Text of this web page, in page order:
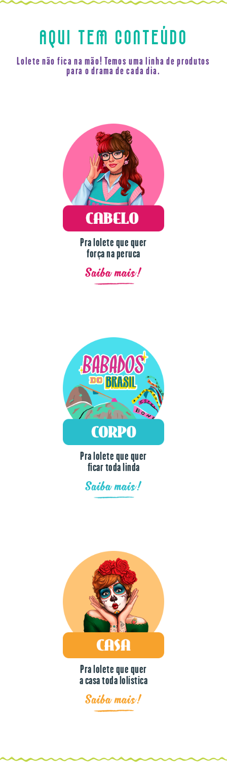
AQUI TEM CONTEÚDO
Lolete não fica na mão! Temos uma linha de produtos
para o drama de cada dia.
Pra lolete que quer
força na peruca
Saiba mais!
Pra lolete que quer
ficar toda linda
Saiba mais!
Pra lolete que quer
a casa toda lolística
Saiba mais!